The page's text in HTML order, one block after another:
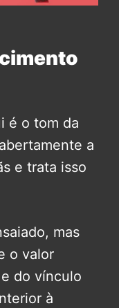
é o tom da
a
e trata isso
mas
o valor
do vínculo
à